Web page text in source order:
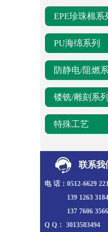
EPE珍珠棉系
PU海绵系列
防静电/阻燃
镂铣/雕刻系列
特殊工艺
联系我
电 话： 0512-6629
139 1263
137 7606
Q Q： 3013583494